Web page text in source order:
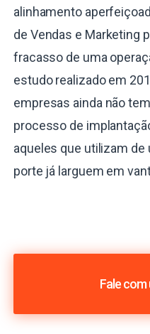
alinhamento
de Vendas e Marketing
fracasso de uma
estudo realizado em
empresas ainda não
processo de
aqueles que utilizam
porte já larguem em
Fale